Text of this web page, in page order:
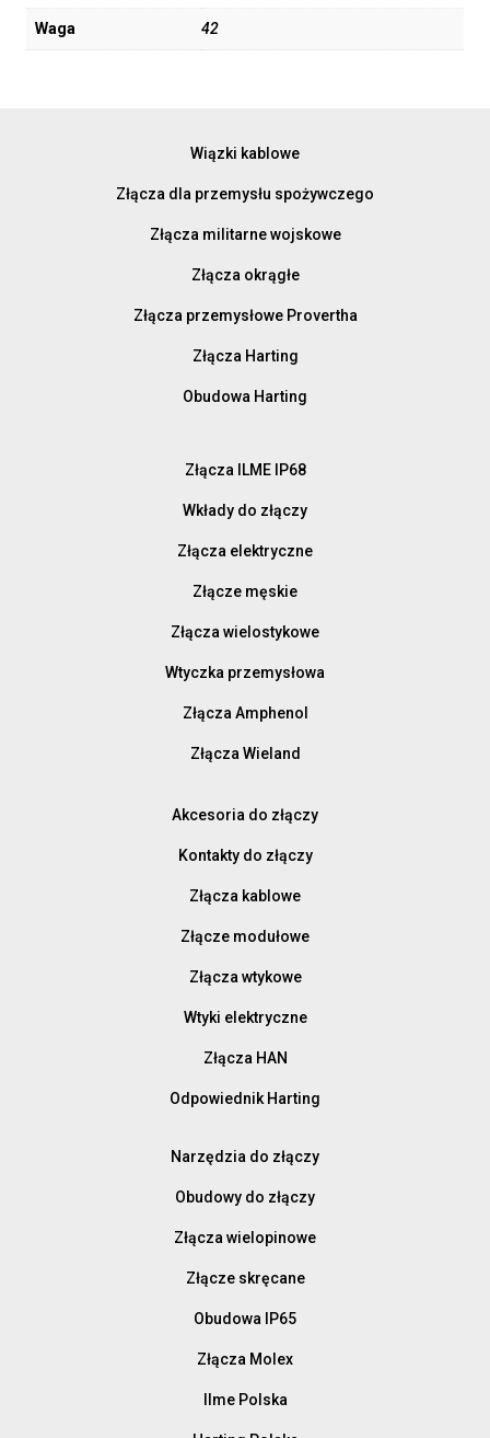
Waga 42
Wiązki kablowe
Złącza dla przemysłu spożywczego
Złącza militarne wojskowe
Złącza okrągłe
Złącza przemysłowe Provertha
Złącza Harting
Obudowa Harting
Złącza ILME IP68
Wkłady do złączy
Złącza elektryczne
Złącze męskie
Złącza wielostykowe
Wtyczka przemysłowa
Złącza Amphenol
Złącza Wieland
Akcesoria do złączy
Kontakty do złączy
Złącza kablowe
Złącze modułowe
Złącza wtykowe
Wtyki elektryczne
Złącza HAN
Odpowiednik Harting
Narzędzia do złączy
Obudowy do złączy
Złącza wielopinowe
Złącze skręcane
Obudowa IP65
Złącza Molex
Ilme Polska